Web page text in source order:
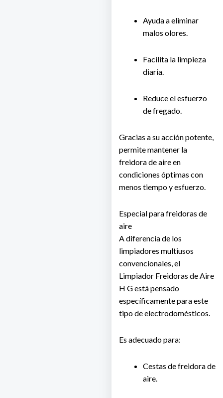
Ayuda a eliminar
malos olores.
Facilita la limpieza
diaria.
Reduce el esfuerzo
de fregado.
Gracias a su acción potente,
permite mantener la
freidora de aire en
condiciones óptimas con
menos tiempo y esfuerzo.
Especial para freidoras de
aire
A diferencia de los
limpiadores multiusos
convencionales, el
Limpiador Freidoras de Aire
H Gestá pensado
específicamente para este
tipo de electrodomésticos.
Es adecuado para:
Cestas de freidora de
aire.